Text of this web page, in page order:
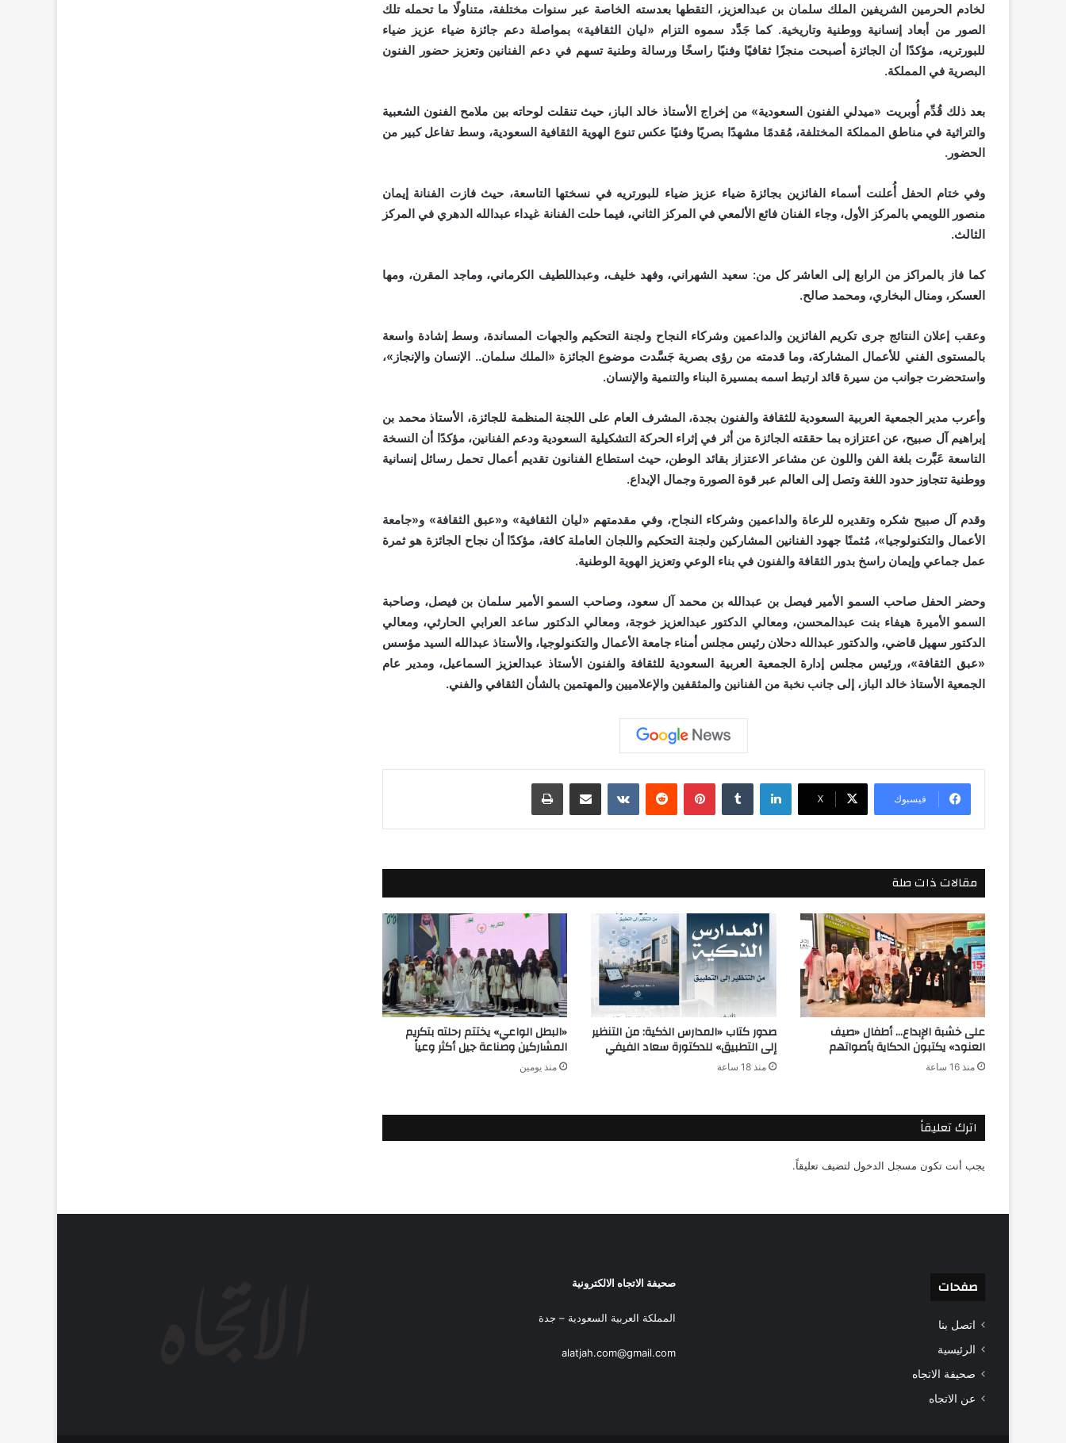
لخادم الحرمين الشريفين الملك سلمان بن عبدالعزيز، التقطها بعدسته الخاصة عبر سنوات مختلفة، متناولًا ما تحمله تلك
الصور من أبعاد إنسانية ووطنية وتاريخية. كما جَدَّد سموه التزام «ليان الثقافية» بمواصلة دعم جائزة ضياء عزيز ضياء
للبورتريه، مؤكدًا أن الجائزة أصبحت منجزًا ثقافيًا وفنيًا راسخًا ورسالة وطنية تسهم في دعم الفنانين وتعزيز حضور الفنون
البصرية في المملكة.
بعد ذلك قُدِّم أُوبريت «ميدلي الفنون السعودية» من إخراج الأستاذ خالد الباز، حيث تنقلت لوحاته بين ملامح الفنون الشعبية
والتراثية في مناطق المملكة المختلفة، مُقدمًا مشهدًا بصريًا وفنيًا عكس تنوع الهوية الثقافية السعودية، وسط تفاعل كبير من
الحضور.
وفي ختام الحفل أُعلنت أسماء الفائزين بجائزة ضياء عزيز ضياء للبورتريه في نسختها التاسعة، حيث فازت الفنانة إيمان
منصور اللويمي بالمركز الأول، وجاء الفنان فائع الألمعي في المركز الثاني، فيما حلت الفنانة غيداء عبدالله الدهري في المركز
الثالث.
كما فاز بالمراكز من الرابع إلى العاشر كل من: سعيد الشهراني، وفهد خليف، وعبداللطيف الكرماني، وماجد المقرن، ومها
العسكر، ومنال البخاري، ومحمد صالح.
وعقب إعلان النتائج جرى تكريم الفائزين والداعمين وشركاء النجاح ولجنة التحكيم والجهات المساندة، وسط إشادة واسعة
بالمستوى الفني للأعمال المشاركة، وما قدمته من رؤى بصرية جَسَّدت موضوع الجائزة «الملك سلمان.. الإنسان والإنجاز»،
واستحضرت جوانب من سيرة قائد ارتبط اسمه بمسيرة البناء والتنمية والإنسان.
وأعرب مدير الجمعية العربية السعودية للثقافة والفنون بجدة، المشرف العام على اللجنة المنظمة للجائزة، الأستاذ محمد بن
إبراهيم آل صبيح، عن اعتزازه بما حققته الجائزة من أثر في إثراء الحركة التشكيلية السعودية ودعم الفنانين، مؤكدًا أن النسخة
التاسعة عَبَّرت بلغة الفن واللون عن مشاعر الاعتزاز بقائد الوطن، حيث استطاع الفنانون تقديم أعمال تحمل رسائل إنسانية
ووطنية تتجاوز حدود اللغة وتصل إلى العالم عبر قوة الصورة وجمال الإبداع.
وقدم آل صبيح شكره وتقديره للرعاة والداعمين وشركاء النجاح، وفي مقدمتهم «ليان الثقافية» و«عبق الثقافة» و«جامعة
الأعمال والتكنولوجيا»، مُثمنًا جهود الفنانين المشاركين ولجنة التحكيم واللجان العاملة كافة، مؤكدًا أن نجاح الجائزة هو ثمرة
عمل جماعي وإيمان راسخ بدور الثقافة والفنون في بناء الوعي وتعزيز الهوية الوطنية.
وحضر الحفل صاحب السمو الأمير فيصل بن عبدالله بن محمد آل سعود، وصاحب السمو الأمير سلمان بن فيصل، وصاحبة
السمو الأميرة هيفاء بنت عبدالمحسن، ومعالي الدكتور عبدالعزيز خوجة، ومعالي الدكتور ساعد العرابي الحارثي، ومعالي
الدكتور سهيل قاضي، والدكتور عبدالله دحلان رئيس مجلس أمناء جامعة الأعمال والتكنولوجيا، والأستاذ عبدالله السيد مؤسس
«عبق الثقافة»، ورئيس مجلس إدارة الجمعية العربية السعودية للثقافة والفنون الأستاذ عبدالعزيز السماعيل، ومدير عام
الجمعية الأستاذ خالد الباز، إلى جانب نخبة من الفنانين والمثقفين والإعلاميين والمهتمين بالشأن الثقافي والفني.
فيسبوك ‫X
لينكدإن بينتيريست مشاركة عبر البريد طباعة
مقالات ذات صلة
على خشبة الإبداع… أطفال «صيف
العنود» يكتبون الحكاية بأصواتهم
منذ 16 ساعة
صدور كتاب «المدارس الذكية: من التنظير
إلى التطبيق» للدكتورة سعاد الفيفي
منذ 18 ساعة
«البطل الواعي» يختتم رحلته بتكريم
المشاركين وصناعة جيل أكثر وعياً
منذ يومين
اترك تعليقاً
يجب أنت تكون مسجل الدخول لتضيف تعليقاً.
صفحات
اتصل بنا
الرئيسية
صحيفة الاتجاه
عن الاتجاه
صحيفة الاتجاه الالكترونية
المملكة العربية السعودية – جدة
alatjah.com@gmail.com